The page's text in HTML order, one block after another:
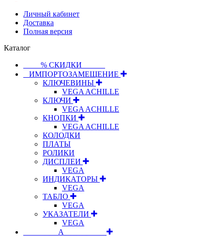
Личный кабинет
Доставка
Полная версия
Каталог
⠀⠀⠀% СКИДКИ⠀⠀⠀⠀
⠀ИМПОРТОЗАМЕЩЕНИЕ
КЛЮЧЕВИНЫ
VEGA ACHILLE
КЛЮЧИ
VEGA ACHILLE
КНОПКИ
VEGA ACHILLE
КОЛОДКИ
ПЛАТЫ
РОЛИКИ
ДИСПЛЕИ
VEGA
ИНДИКАТОРЫ
VEGA
ТАБЛО
VEGA
УКАЗАТЕЛИ
VEGA
⠀⠀⠀⠀⠀⠀А⠀⠀⠀⠀⠀⠀⠀